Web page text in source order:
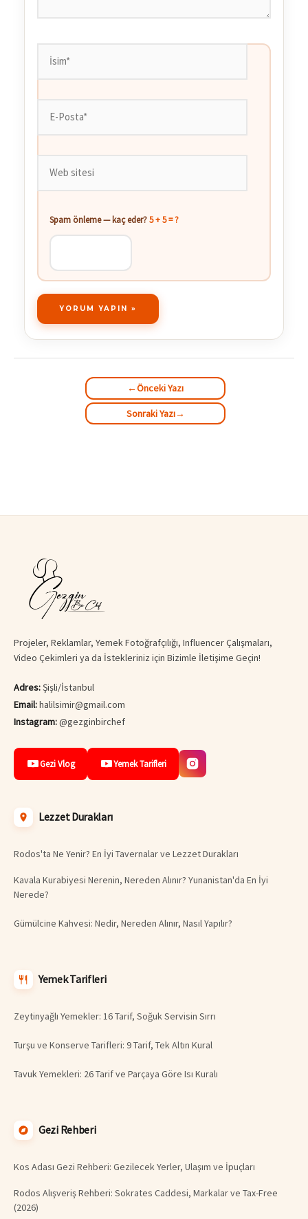
Spam önleme — kaç eder?5 + 5 = ?
←Önceki Yazı
Sonraki Yazı→
Projeler, Reklamlar, Yemek Fotoğrafçılığı, Influencer Çalışmaları,
Video Çekimleri ya da İstekleriniz için Bizimle İletişime Geçin!
Adres:Şişli/İstanbul
Email:halilsimir@gmail.com
Instagram:@gezginbirchef
Gezi Vlog Yemek Tarifleri
Lezzet Durakları
Rodos'ta Ne Yenir? En İyi Tavernalar ve Lezzet Durakları
Kavala Kurabiyesi Nerenin, Nereden Alınır? Yunanistan'da En İyi
Nerede?
Gümülcine Kahvesi: Nedir, Nereden Alınır, Nasıl Yapılır?
Yemek Tarifleri
Zeytinyağlı Yemekler: 16 Tarif, Soğuk Servisin Sırrı
Turşu ve Konserve Tarifleri: 9 Tarif, Tek Altın Kural
Tavuk Yemekleri: 26 Tarif ve Parçaya Göre Isı Kuralı
Gezi Rehberi
Kos Adası Gezi Rehberi: Gezilecek Yerler, Ulaşım ve İpuçları
Rodos Alışveriş Rehberi: Sokrates Caddesi, Markalar ve Tax-Free
(2026)